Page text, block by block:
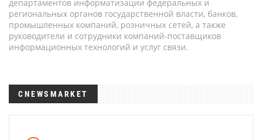
департаментов информатизации федеральных и
региональных органов государственной власти, банков,
промышленных компаний, розничных сетей, а также
руководители и сотрудники компаний-поставщиков
информационных технологий и услуг связи.
CNEWSMARKET